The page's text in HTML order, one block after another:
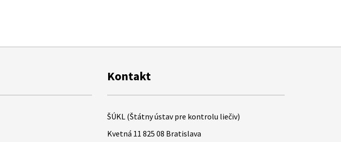
Kontakt
ŠÚKL (Štátny ústav pre kontrolu liečiv)
Kvetná 11 825 08 Bratislava